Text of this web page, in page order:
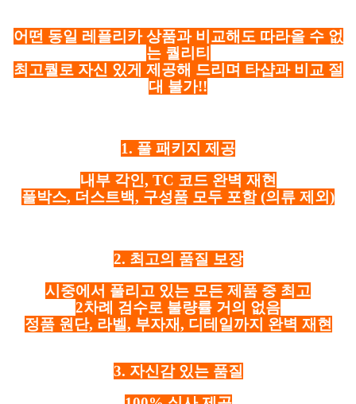
어떤 동일 레플리카 상품과 비교해도 따라올 수 없
는 퀄리티
최고퀄로 자신 있게 제공해 드리며 타샵과 비교 절
대 불가!!
1. 풀 패키지 제공
내부 각인, TC 코드 완벽 재현
풀박스, 더스트백, 구성품 모두 포함 (의류 제외)
2. 최고의 품질 보장
시중에서 풀리고 있는 모든 제품 중 최고
2차례 검수로 불량률 거의 없음
정품 원단, 라벨, 부자재, 디테일까지 완벽 재현
3. 자신감 있는 품질